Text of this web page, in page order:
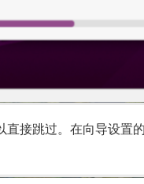
接跳过。在向导设置